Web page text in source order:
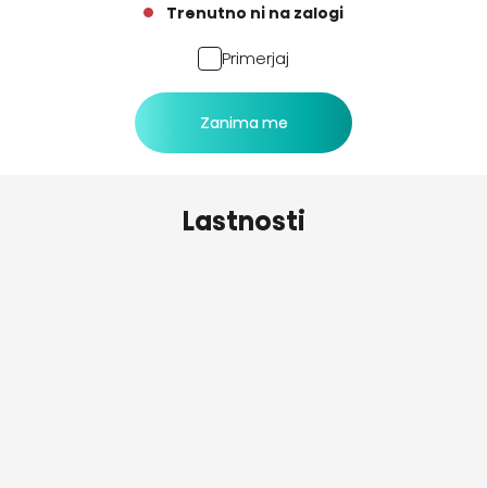
Trenutno ni na zalogi
Primerjaj
Zanima me
Lastnosti